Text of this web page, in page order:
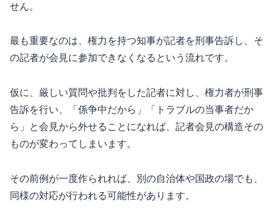
せん。
最も重要なのは、権力を持つ知事が記者を刑事告訴し、そ
の記者が会見に参加できなくなるという流れです。
仮に、厳しい質問や批判をした記者に対し、権力者が刑事
告訴を行い、「係争中だから」「トラブルの当事者だか
ら」と会見から外せることになれば、記者会見の構造その
ものが変わってしまいます。
その前例が一度作られれば、別の自治体や国政の場でも、
同様の対応が行われる可能性があります。